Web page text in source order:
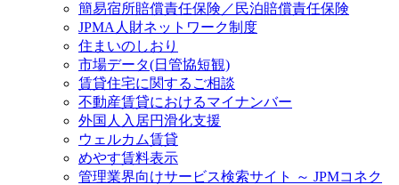
簡易宿所賠償責任保険／民泊賠償責任保険
JPMA人財ネットワーク制度
住まいのしおり
市場データ(日管協短観)
賃貸住宅に関するご相談
不動産賃貸におけるマイナンバー
外国人入居円滑化支援
ウェルカム賃貸
めやす賃料表示
管理業界向けサービス検索サイト ～ JPMコネク